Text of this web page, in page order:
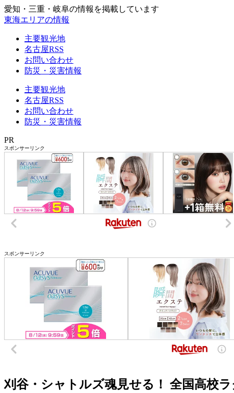
愛知・三重・岐阜の情報を掲載しています
東海エリアの情報
主要観光地
名古屋RSS
お問い合わせ
防災・災害情報
主要観光地
名古屋RSS
お問い合わせ
防災・災害情報
PR
スポンサーリンク
スポンサーリンク
刈谷・シャトルズ魂見せる！ 全国高校